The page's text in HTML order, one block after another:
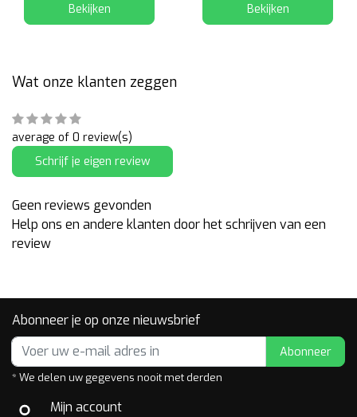
Bekijken Bekijken
Wat onze klanten zeggen
average of 0 review(s)
Schrijf je eigen review
Geen reviews gevonden
Help ons en andere klanten door het schrijven van een
review
Abonneer je op onze nieuwsbrief
Abonneer
* We delen uw gegevens nooit met derden
Mijn account